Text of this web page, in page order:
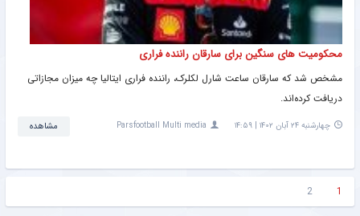
محکومیت های سنگین برای سارقان راننده فراری
مشخص شد که سارقان ساعت شارل لکلرک، راننده فراری ایتالیا چه میزان مجازاتی
دریافت کرده‌اند.
چهارشنبه ۲۴ آبان ۱۴۰۲ | ۱۴:۵۹ Parsfootball Multi media مشاهده
1
2